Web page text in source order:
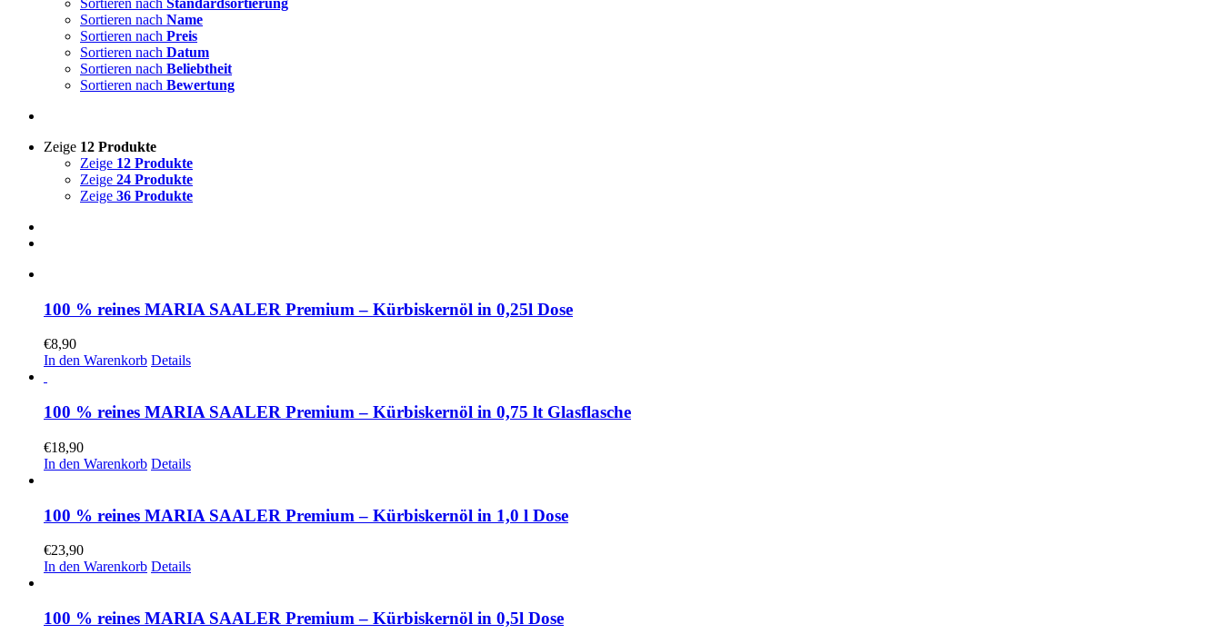
Sortieren nach Standardsortierung
Sortieren nach Name
Sortieren nach Preis
Sortieren nach Datum
Sortieren nach Beliebtheit
Sortieren nach Bewertung
Zeige 12 Produkte
Zeige 12 Produkte
Zeige 24 Produkte
Zeige 36 Produkte
100 % reines MARIA SAALER Premium – Kürbiskernöl in 0,25l Dose
€8,90
In den Warenkorb Details
100 % reines MARIA SAALER Premium – Kürbiskernöl in 0,75 lt Glasflasche
€18,90
In den Warenkorb Details
100 % reines MARIA SAALER Premium – Kürbiskernöl in 1,0 l Dose
€23,90
In den Warenkorb Details
100 % reines MARIA SAALER Premium – Kürbiskernöl in 0,5l Dose